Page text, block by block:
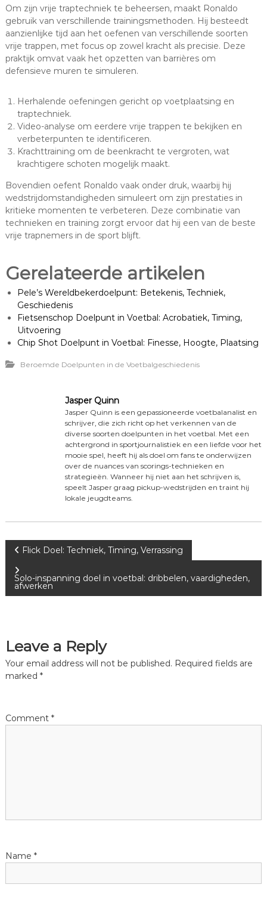
Om zijn vrije traptechniek te beheersen, maakt Ronaldo
gebruik van verschillende trainingsmethoden. Hij besteedt
aanzienlijke tijd aan het oefenen van verschillende soorten
vrije trappen, met focus op zowel kracht als precisie. Deze
praktijk omvat vaak het opzetten van barrières om
defensieve muren te simuleren.
Herhalende oefeningen gericht op voetplaatsing en
traptechniek.
Video-analyse om eerdere vrije trappen te bekijken en
verbeterpunten te identificeren.
Krachttraining om de beenkracht te vergroten, wat
krachtigere schoten mogelijk maakt.
Bovendien oefent Ronaldo vaak onder druk, waarbij hij
wedstrijdomstandigheden simuleert om zijn prestaties in
kritieke momenten te verbeteren. Deze combinatie van
technieken en training zorgt ervoor dat hij een van de beste
vrije trapnemers in de sport blijft.
Gerelateerde artikelen
Pele’s Wereldbekerdoelpunt: Betekenis, Techniek,
Geschiedenis
Fietsenschop Doelpunt in Voetbal: Acrobatiek, Timing,
Uitvoering
Chip Shot Doelpunt in Voetbal: Finesse, Hoogte, Plaatsing
Beroemde Doelpunten in de Voetbalgeschiedenis
Jasper Quinn
Jasper Quinn is een gepassioneerde voetbalanalist en
schrijver, die zich richt op het verkennen van de
diverse soorten doelpunten in het voetbal. Met een
achtergrond in sportjournalistiek en een liefde voor het
mooie spel, heeft hij als doel om fans te onderwijzen
over de nuances van scorings-technieken en
strategieën. Wanneer hij niet aan het schrijven is,
speelt Jasper graag pickup-wedstrijden en traint hij
lokale jeugdteams.
P
o
n
v
t
i
Flick Doel: Techniek, Timing, Verrassing
Solo-inspanning doel in voetbal: dribbelen, vaardigheden,
afwerken
Leave a Reply
Your email address will not be published. Required fields are
marked *
Comment *
Name *